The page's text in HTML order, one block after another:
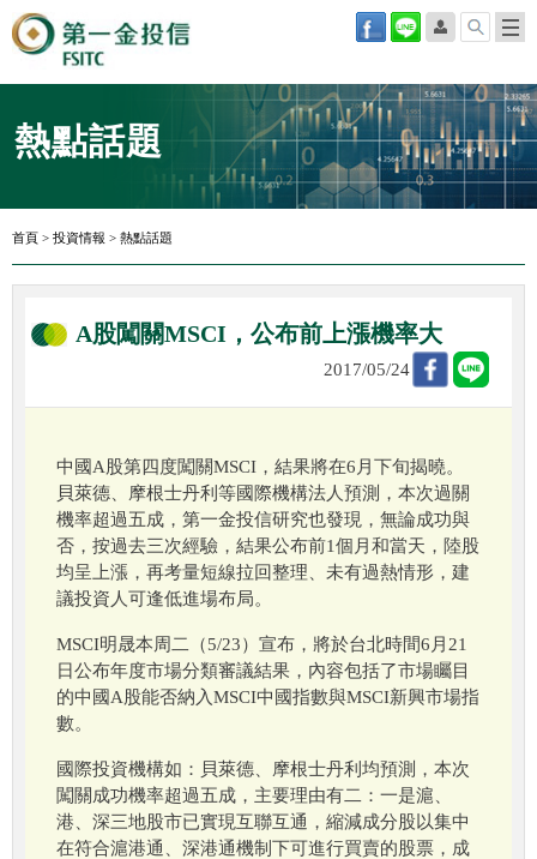
熱點話題
首頁 > 投資情報 > 熱點話題
A股闖關MSCI，公布前上漲機率大
2017/05/24
中國A股第四度闖關MSCI，結果將在6月下旬揭曉。
貝萊德、摩根士丹利等國際機構法人預測，本次過關
機率超過五成，第一金投信研究也發現，無論成功與
否，按過去三次經驗，結果公布前1個月和當天，陸股
均呈上漲，再考量短線拉回整理、未有過熱情形，建
議投資人可逢低進場布局。
MSCI明晟本周二（5/23）宣布，將於台北時間6月21
日公布年度市場分類審議結果，內容包括了市場矚目
的中國A股能否納入MSCI中國指數與MSCI新興市場指
數。
國際投資機構如：貝萊德、摩根士丹利均預測，本次
闖關成功機率超過五成，主要理由有二：一是滬、
港、深三地股市已實現互聯互通，縮減成分股以集中
在符合滬港通、深港通機制下可進行買賣的股票，成